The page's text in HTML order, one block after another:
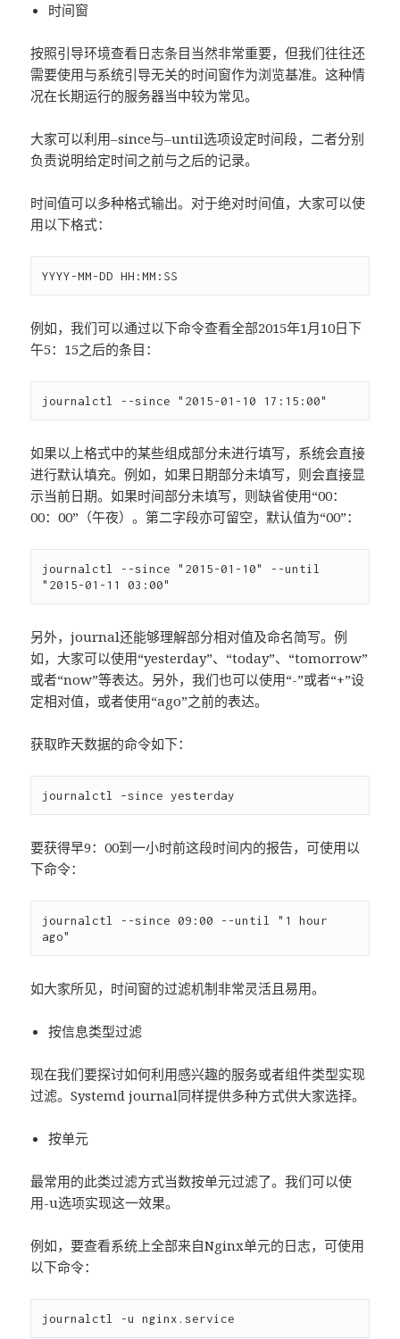
时间窗
按照引导环境查看日志条目当然非常重要，但我们往往还
需要使用与系统引导无关的时间窗作为浏览基准。这种情
况在长期运行的服务器当中较为常见。
大家可以利用–since与–until选项设定时间段，二者分别
负责说明给定时间之前与之后的记录。
时间值可以多种格式输出。对于绝对时间值，大家可以使
用以下格式：
例如，我们可以通过以下命令查看全部2015年1月10日下
午5：15之后的条目：
如果以上格式中的某些组成部分未进行填写，系统会直接
进行默认填充。例如，如果日期部分未填写，则会直接显
示当前日期。如果时间部分未填写，则缺省使用“00：
00：00”（午夜）。第二字段亦可留空，默认值为“00”：
journalctl --since "2015-01-10" --until
另外，journal还能够理解部分相对值及命名简写。例
如，大家可以使用“yesterday”、“today”、“tomorrow”
或者“now”等表达。另外，我们也可以使用“-”或者“+”设
定相对值，或者使用“ago”之前的表达。
获取昨天数据的命令如下：
要获得早9：00到一小时前这段时间内的报告，可使用以
下命令：
journalctl --since 09:00 --until "1 hour
如大家所见，时间窗的过滤机制非常灵活且易用。
按信息类型过滤
现在我们要探讨如何利用感兴趣的服务或者组件类型实现
过滤。Systemd journal同样提供多种方式供大家选择。
按单元
最常用的此类过滤方式当数按单元过滤了。我们可以使
用-u选项实现这一效果。
例如，要查看系统上全部来自Nginx单元的日志，可使用
以下命令：